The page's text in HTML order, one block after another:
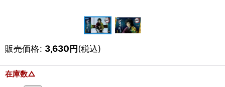
販売価格: 3,630円(税込)
在庫数△